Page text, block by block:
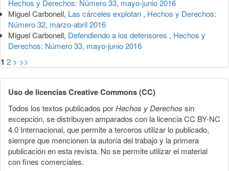
Hechos y Derechos: Número 33, mayo-junio 2016
Miguel Carbonell, Las cárceles explotan , Hechos y Derechos:
Número 32, marzo-abril 2016
Miguel Carbonell, Defendiendo a los defensores , Hechos y
Derechos: Número 33, mayo-junio 2016
1 2 > >>
Uso de licencias Creative Commons (CC)
Todos los textos publicados porHechos y Derechos sin
excepción, se distribuyen amparados con la licencia CC BY-NC
4.0 Internacional, que permite a terceros utilizar lo publicado,
siempre que mencionen la autoría del trabajo y la primera
publicación en esta revista. No se permite utilizar el material
con fines comerciales.